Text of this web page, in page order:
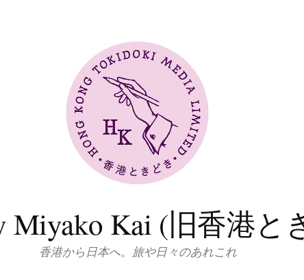
Miyako Kai (旧香港と
香港から日本へ。旅や日々のあれこれ